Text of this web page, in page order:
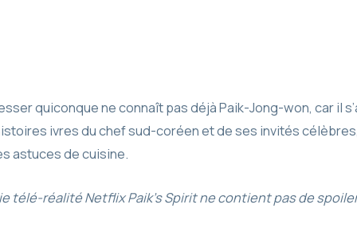
quiconque ne connaît pas déjà Paik-Jong-won, car il
ivres du chef sud-coréen et de ses invités
astuces de cuisine.
télé-réalité Netflix Paik’s Spirit ne contient pas de